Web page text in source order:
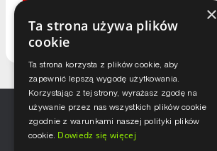
×
Ta strona używa plików
cookie
Ta strona korzysta z plików cookie, aby
zapewnić lepszą wygodę użytkowania.
Korzystając z tej strony, wyrażasz zgodę na
używanie przez nas wszystkich plików cookie
zgodnie z warunkami naszej polityki plików
cookie. Dowiedz się więcej